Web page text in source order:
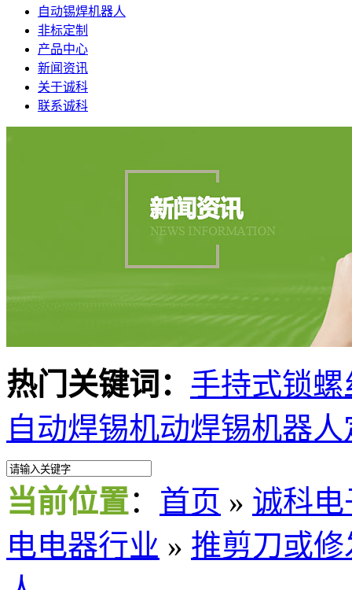
自动锡焊机器人
非标定制
产品中心
新闻资讯
关于诚科
联系诚科
热门关键词： 手持式锁螺
自动焊锡机动焊锡机器人
当前位置： 首页 » 诚科
电电器行业 » 推剪刀或